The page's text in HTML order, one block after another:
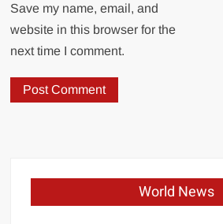
Save my name, email, and
website in this browser for the
next time I comment.
World News